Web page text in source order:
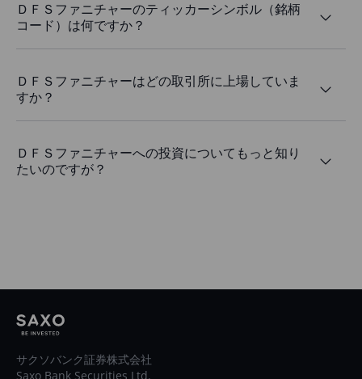
ＤＦＳファニチャーのティッカーシンボル（銘柄
コード）は何ですか？
ＤＦＳファニチャーはどの取引所に上場していま
すか？
ＤＦＳファニチャーへの投資についてもっと知り
たいのですが？
サクソバンク証券株式会社
Saxo Bank Securities Ltd.